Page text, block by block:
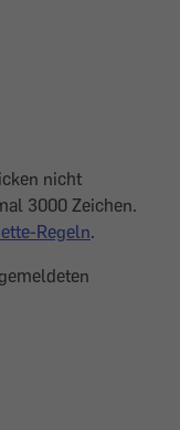
nicht
3000 Zeichen.
Regeln.